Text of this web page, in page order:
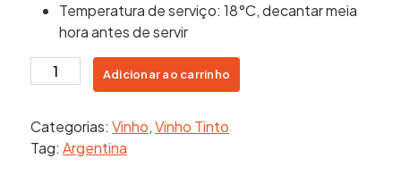
Temperatura de serviço: 18°C, decantar meia
hora antes de servir
RED
BLEND
SANGRE
(LUIGI
Adicionar ao carrinho
Categorias: Vinho,Vinho Tinto
Tag: Argentina